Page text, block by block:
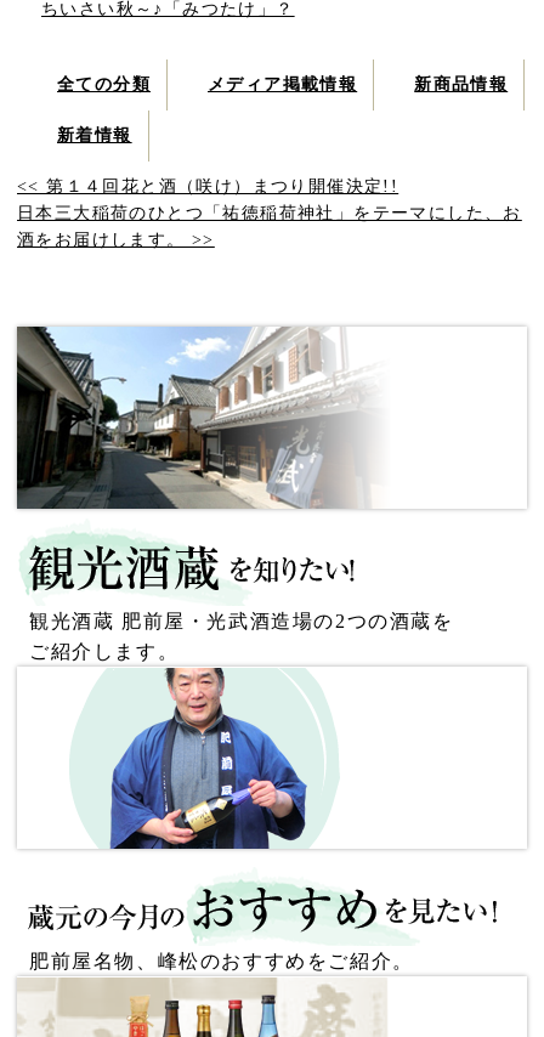
ちいさい秋～♪「みつたけ」？
全ての分類 メディア掲載情報 新商品情報
新着情報
<< 第１４回花と酒（咲け）まつり開催決定!!
日本三大稲荷のひとつ「祐徳稲荷神社」をテーマにした、お
酒をお届けします。 >>
観光酒蔵 肥前屋・光武酒造場の2つの酒蔵を
ご紹介します。
肥前屋名物、峰松のおすすめをご紹介。